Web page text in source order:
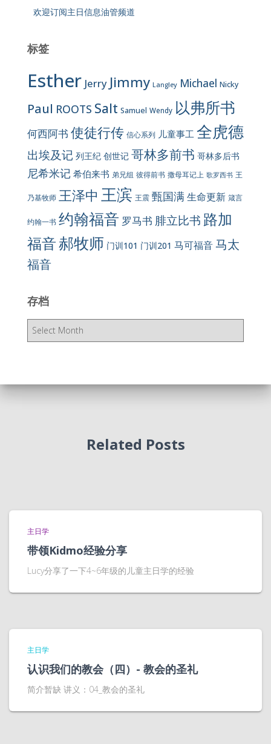
欢迎订阅主日信息油管频道
标签
Esther Jerry Jimmy Langley Michael Nicky
Paul ROOTS Salt Samuel Wendy 以弗所书
何西阿书 使徒行传 信心系列 儿童事工 全虎德
出埃及记 列王纪 创世记 哥林多前书 哥林多后书
尼希米记 希伯来书 弟兄组 彼得前书 撒母耳记上 歌罗西书 王
乃基牧师 王泽中 王滨 王震 甄国满生命更新 箴言
约翰一书 约翰福音 罗马书 腓立比书 路加
福音郝牧师 门训101 门训201 马可福音马太
福音
存档
存
Related Posts
主日学
带领Kidmo经验分享
Lucy分享了一下4~6年级的儿童主日学的经验
主日学
认识我们的教会（四）- 教会的圣礼
简介暂缺 讲义：04_教会的圣礼